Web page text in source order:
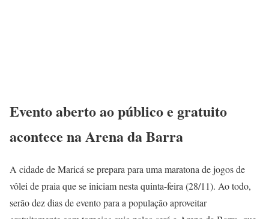
Evento aberto ao público e gratuito
acontece na Arena da Barra
A cidade de Maricá se prepara para uma maratona de jogos de
vôlei de praia que se iniciam nesta quinta-feira (28/11). Ao todo,
serão dez dias de evento para a população aproveitar